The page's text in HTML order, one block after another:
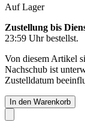
Auf Lager
Zustellung bis
23:59 Uhrbestellst.
Von diesem Artikel
Nachschub ist
Zustelldatum
In den Warenkorb